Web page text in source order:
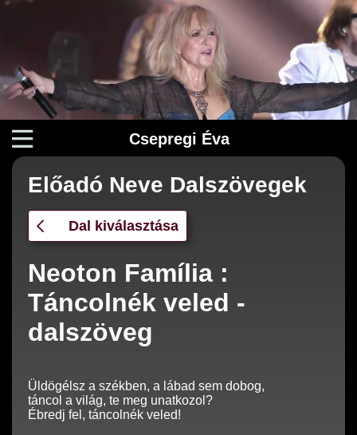
Csepregi Éva
Előadó Neve Dalszövegek
Dal kiválasztása
Neoton Família :
Táncolnék veled -
dalszöveg
Üldögélsz a székben, a lábad sem dobog,
táncol a világ, te meg unatkozol?
Ébredj fel, táncolnék veled!